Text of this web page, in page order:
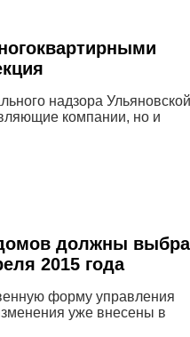
надзора Ульяновской
компании, но и
должны
2015 года
форму управления
уже внесены в